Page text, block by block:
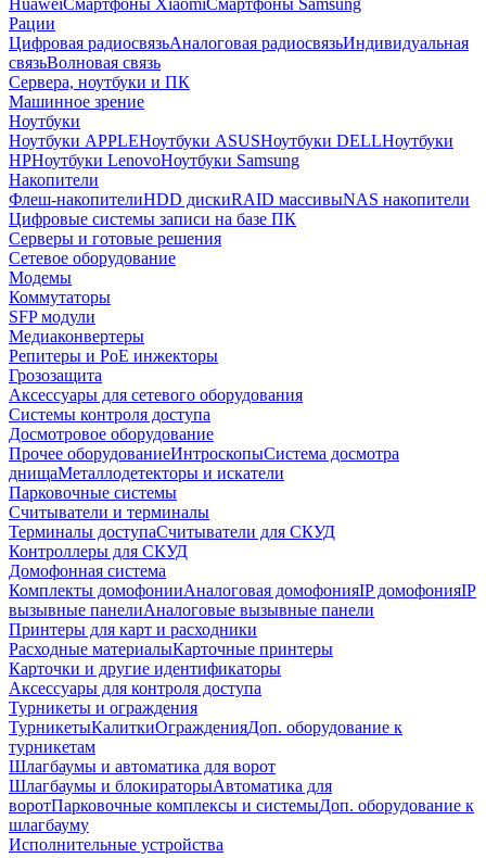
HuaweiСмартфоны XiaomiСмартфоны Samsung
Рации
Цифровая радиосвязьАналоговая радиосвязьИндивидуальная
связьВолновая связь
Сервера, ноутбуки и ПК
Машинное зрение
Ноутбуки
Ноутбуки APPLEНоутбуки ASUSНоутбуки DELLНоутбуки
HPНоутбуки LenovoНоутбуки Samsung
Накопители
Флеш-накопителиHDD дискиRAID массивыNAS накопители
Цифровые системы записи на базе ПК
Серверы и готовые решения
Сетевое оборудование
Модемы
Коммутаторы
SFP модули
Медиаконвертеры
Репитеры и PoE инжекторы
Грозозащита
Аксессуары для сетевого оборудования
Системы контроля доступа
Досмотровое оборудование
Прочее оборудованиеИнтроскопыСистема досмотра
днищаМеталлодетекторы и искатели
Парковочные системы
Считыватели и терминалы
Терминалы доступаСчитыватели для СКУД
Контроллеры для СКУД
Домофонная система
Комплекты домофонииАналоговая домофонияIP домофонияIP
вызывные панелиАналоговые вызывные панели
Принтеры для карт и расходники
Расходные материалыКарточные принтеры
Карточки и другие идентификаторы
Аксессуары для контроля доступа
Турникеты и ограждения
ТурникетыКалиткиОгражденияДоп. оборудование к
турникетам
Шлагбаумы и автоматика для ворот
Шлагбаумы и блокираторыАвтоматика для
воротПарковочные комплексы и системыДоп. оборудование к
шлагбауму
Исполнительные устройства